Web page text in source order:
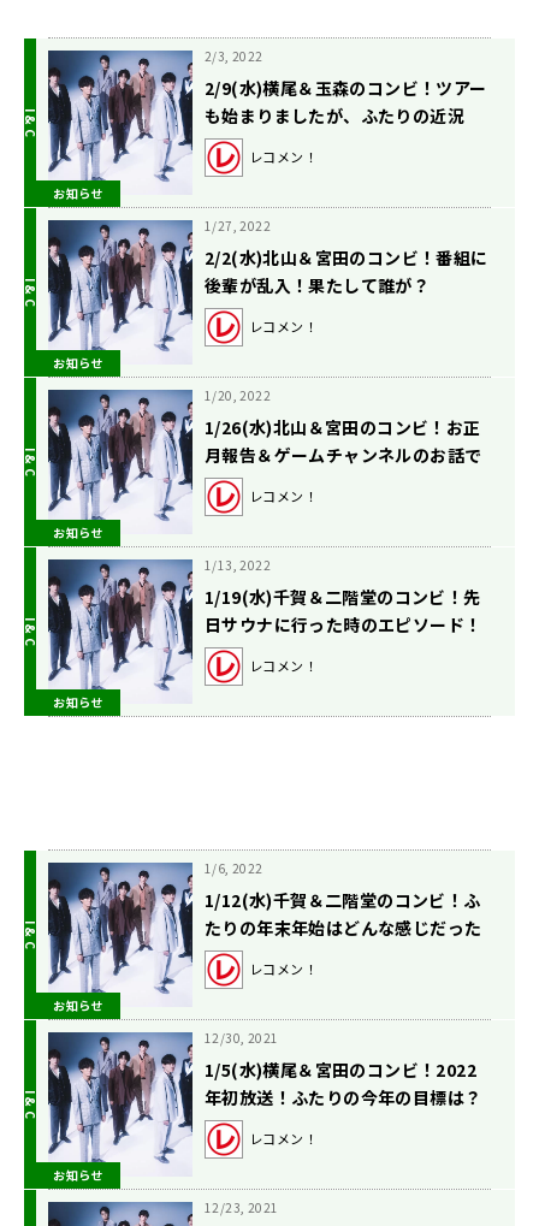
お知らせ
2/3, 2022
2/9(水)横尾＆玉森のコンビ！ツアー
も始まりましたが、ふたりの近況
は？
レコメン！
お知らせ
1/27, 2022
2/2(水)北山＆宮田のコンビ！番組に
後輩が乱入！果たして誰が？
レコメン！
お知らせ
1/20, 2022
1/26(水)北山＆宮田のコンビ！お正
月報告＆ゲームチャンネルのお話で
す！
レコメン！
お知らせ
1/13, 2022
1/19(水)千賀＆二階堂のコンビ！先
日サウナに行った時のエピソード！
レコメン！
お知らせ
1/6, 2022
1/12(水)千賀＆二階堂のコンビ！ふ
たりの年末年始はどんな感じだった
のでしょうか？
レコメン！
お知らせ
12/30, 2021
1/5(水)横尾＆宮田のコンビ！2022
年初放送！ふたりの今年の目標は？
レコメン！
12/23, 2021